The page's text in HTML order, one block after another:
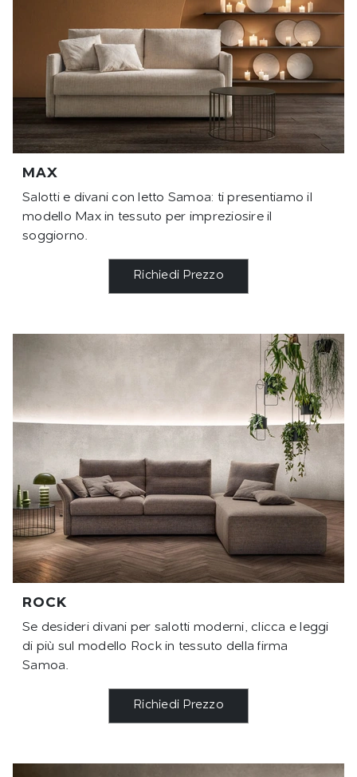
MAX
Salotti e divani con letto Samoa: ti presentiamo il
modello Max in tessuto per impreziosire il
soggiorno.
Richiedi Prezzo
ROCK
Se desideri divani per salotti moderni, clicca e leggi
di più sul modello Rock in tessuto della firma
Samoa.
Richiedi Prezzo